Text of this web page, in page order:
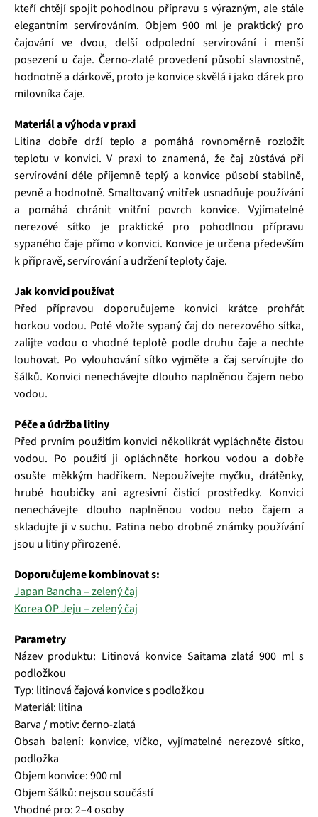
kteří chtějí spojit pohodlnou přípravu s výrazným, ale stále
elegantním servírováním. Objem 900 ml je praktický pro
čajování ve dvou, delší odpolední servírování i menší
posezení u čaje. Černo-zlaté provedení působí slavnostně,
hodnotně a dárkově, proto je konvice skvělá i jako dárek pro
milovníka čaje.
Materiál a výhoda v praxi
Litina dobře drží teplo a pomáhá rovnoměrně rozložit
teplotu v konvici. V praxi to znamená, že čaj zůstává při
servírování déle příjemně teplý a konvice působí stabilně,
pevně a hodnotně. Smaltovaný vnitřek usnadňuje používání
a pomáhá chránit vnitřní povrch konvice. Vyjímatelné
nerezové sítko je praktické pro pohodlnou přípravu
sypaného čaje přímo v konvici. Konvice je určena především
k přípravě, servírování a udržení teploty čaje.
Jak konvici používat
Před přípravou doporučujeme konvici krátce prohřát
horkou vodou. Poté vložte sypaný čaj do nerezového sítka,
zalijte vodou o vhodné teplotě podle druhu čaje a nechte
louhovat. Po vylouhování sítko vyjměte a čaj servírujte do
šálků. Konvici nenechávejte dlouho naplněnou čajem nebo
vodou.
Péče a údržba litiny
Před prvním použitím konvici několikrát vypláchněte čistou
vodou. Po použití ji opláchněte horkou vodou a dobře
osušte měkkým hadříkem. Nepoužívejte myčku, drátěnky,
hrubé houbičky ani agresivní čisticí prostředky. Konvici
nenechávejte dlouho naplněnou vodou nebo čajem a
skladujte ji v suchu. Patina nebo drobné známky používání
jsou u litiny přirozené.
Doporučujeme kombinovat s:
Japan Bancha – zelený čaj
Korea OP Jeju – zelený čaj
Parametry
Název produktu: Litinová konvice Saitama zlatá 900 ml s
podložkou
Typ: litinová čajová konvice s podložkou
Materiál: litina
Barva / motiv: černo-zlatá
Obsah balení: konvice, víčko, vyjímatelné nerezové sítko,
podložka
Objem konvice: 900 ml
Objem šálků: nejsou součástí
Vhodné pro: 2–4 osoby